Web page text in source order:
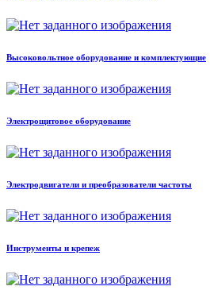
Высоковольтное оборудование и комплектующие
Электрощитовое оборудование
Электродвигатели и преобразователи частоты
Инструменты и крепеж